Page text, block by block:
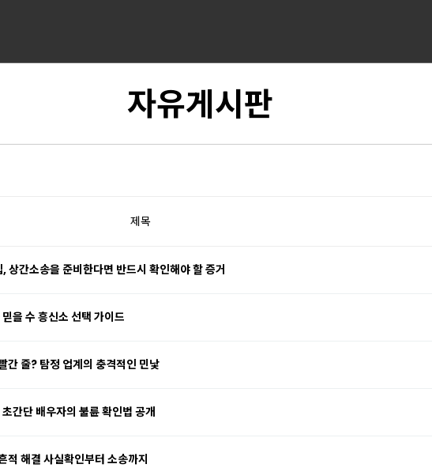
자유게시판
제목
상간소송을 준비한다면 반드시 확인해야 할 증거
을 수 흥신소 선택 가이드
간 줄? 탐정 업계의 충격적인 민낯
간단 배우자의 불륜 확인법 공개
적 해결 사실확인부터 소송까지